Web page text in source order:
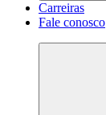
Carreiras
Fale conosco